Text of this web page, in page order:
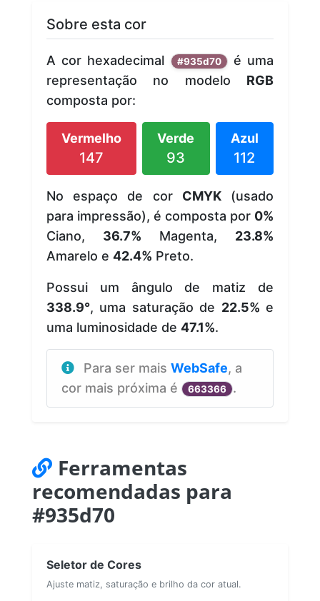
Sobre esta cor
A cor hexadecimal #935d70 é uma
representação no modelo RGB
composta por:
Vermelho
147
Verde
93
Azul
112
No espaço de cor CMYK(usado
para impressão), é composta por 0%
Ciano, 36.7% Magenta, 23.8%
Amarelo e 42.4% Preto.
Possui um ângulo de matiz de
338.9°, uma saturação de 22.5% e
uma luminosidade de 47.1%.
Para ser mais WebSafe, a
cor mais próxima é
663366 .
Ferramentas
recomendadas para
#935d70
Seletor de Cores
Ajuste matiz, saturação e brilho da cor atual.